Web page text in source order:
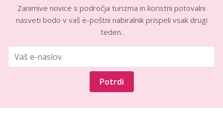
Zanimive novice s področja turizma in koristni potovalni
nasveti bodo v vaš e-poštni nabiralnik prispeli vsak drugi
teden.
Potrdi